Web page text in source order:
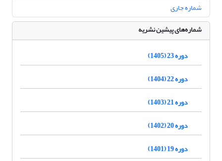
شماره جاری
شماره‌های پیشین نشریه
دوره 23 (1405)
دوره 22 (1404)
دوره 21 (1403)
دوره 20 (1402)
دوره 19 (1401)